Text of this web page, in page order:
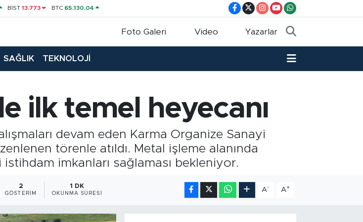
BİST13.773 BTC 65.130,04
Foto Galeri Video Yazarlar
SAĞLIK TEKNOLOJİ
ilk temel heyecanı
devam eden Karma Organize Sanayi
törenle atıldı. Metal işleme alanında
imkanları sağlaması bekleniyor.
2
GÖSTERIM
1 DK
OKUNMA SÜRESI
A- A+